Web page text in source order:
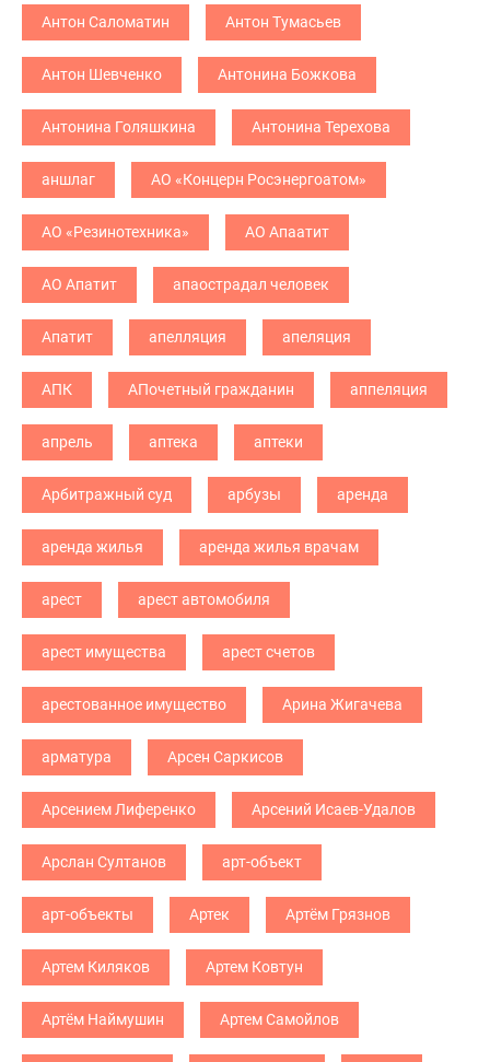
Антон Саломатин Антон Тумасьев
Антон Шевченко Антонина Божкова
Антонина Голяшкина Антонина Терехова
аншлаг АО «Концерн Росэнергоатом»
АО «Резинотехника» АО Апаатит
АО Апатит апаострадал человек
Апатит апелляция апеляция
АПК АПочетный гражданин аппеляция
апрель аптека аптеки
Арбитражный суд арбузы аренда
аренда жилья аренда жилья врачам
арест арест автомобиля
арест имущества арест счетов
арестованное имущество Арина Жигачева
арматура Арсен Саркисов
Арсением Лиференко Арсений Исаев-Удалов
Арслан Султанов арт-объект
арт-объекты Артек Артём Грязнов
Артем Киляков Артем Ковтун
Артём Наймушин Артем Самойлов